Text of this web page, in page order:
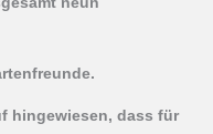
hingewiesen, dass für